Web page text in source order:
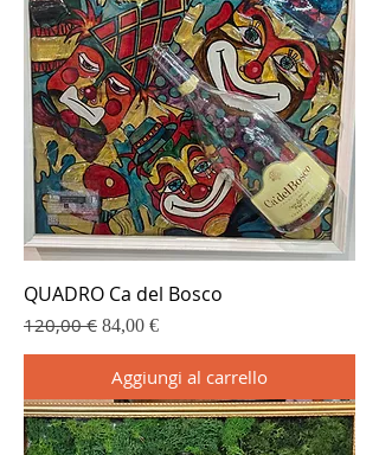
QUADRO Ca del Bosco
Prezzo regolare
120,00 € Prezzo scontato
84,00 €
Aggiungi al carrello